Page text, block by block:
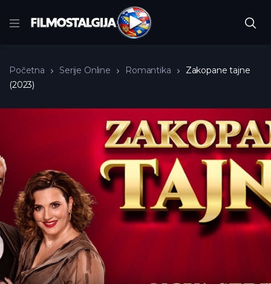
Početna Serije Online Romantika
Zakopane tajne
(2023)